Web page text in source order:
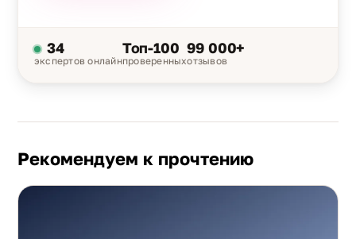
34
экспертов онлайн
Топ-100
проверенных
99 000+
отзывов
Рекомендуем к прочтению